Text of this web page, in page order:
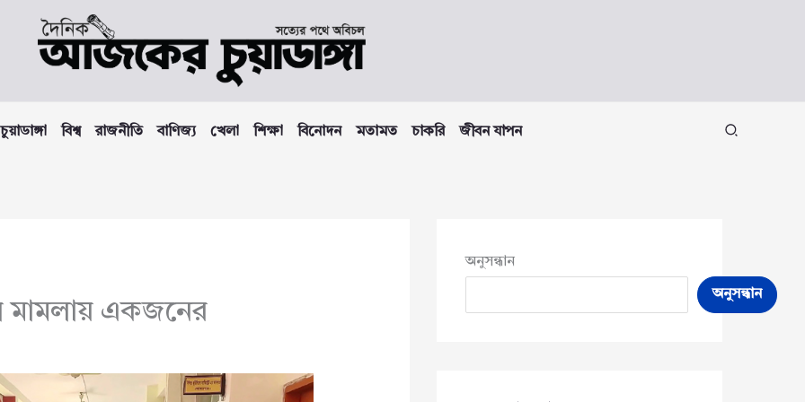
চুয়াডাঙ্গা বিশ্ব রাজনীতি বাণিজ্য খেলা শিক্ষা বিনোদন মতামত চাকরি জীবন যাপন
মামলায় একজনের
অনুসন্ধান
অনুসন্ধান